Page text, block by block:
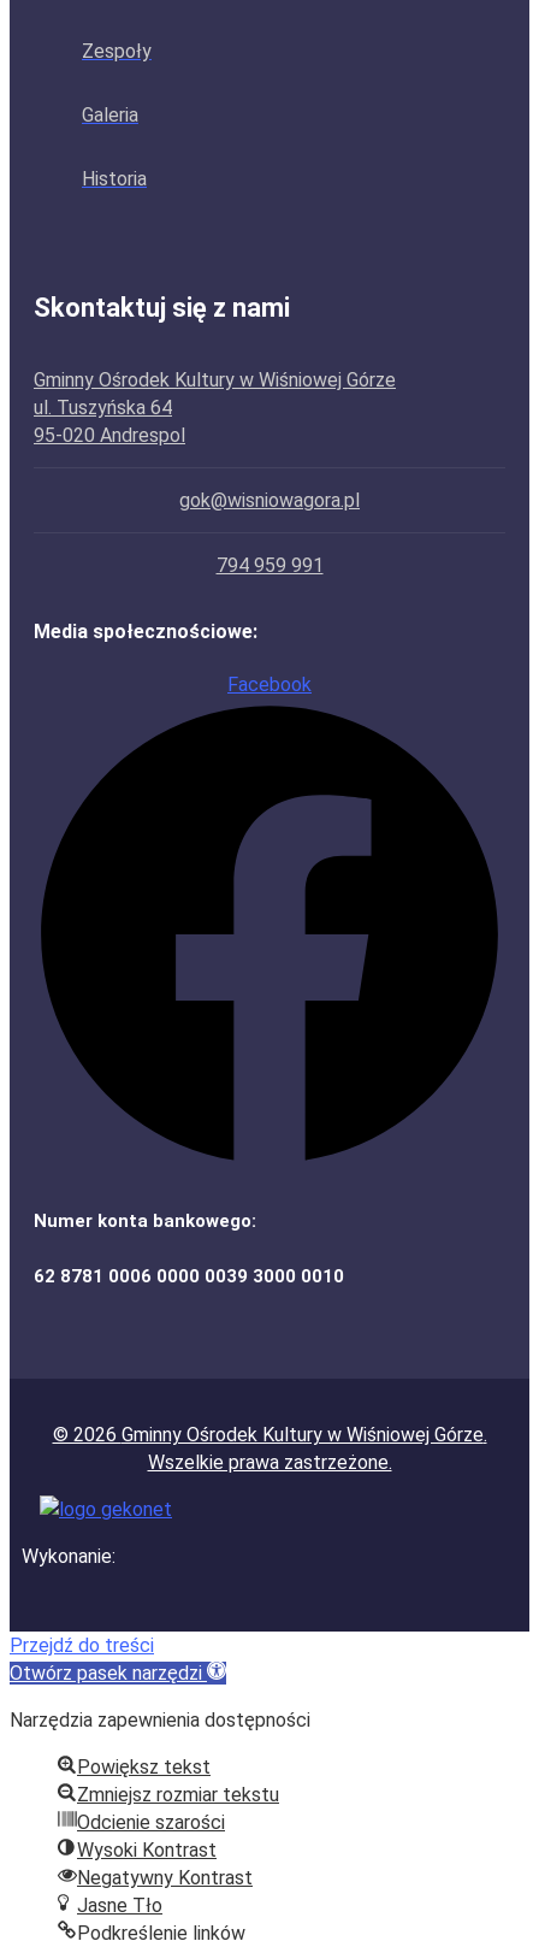
Zespoły
Galeria
Historia
Skontaktuj się z nami
Gminny Ośrodek Kultury w Wiśniowej Górze
ul. Tuszyńska 64
95-020 Andrespol
gok@wisniowagora.pl
794 959 991
Media społecznościowe:
Facebook
Numer konta bankowego:
62 8781 0006 0000 0039 3000 0010
© 2026 Gminny Ośrodek Kultury w Wiśniowej Górze.
Wszelkie prawa zastrzeżone.
Wykonanie:
Przejdź do treści
Otwórz pasek narzędzi
Narzędzia zapewnienia dostępności
Powiększ tekst
Zmniejsz rozmiar tekstu
Odcienie szarości
Wysoki Kontrast
Negatywny Kontrast
Jasne Tło
Podkreślenie linków